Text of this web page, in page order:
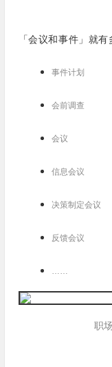
「会议和事件」就
事件计划
会前调查
会议
信息会议
决策制定会议
反馈会议
职